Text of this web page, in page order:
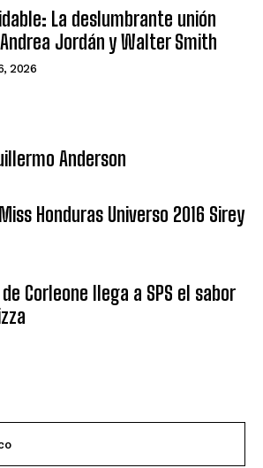
La deslumbrante unión
Jordán y Walter Smith
2026
Anderson
Honduras Universo 2016 Sirey
Corleone llega a SPS el sabor